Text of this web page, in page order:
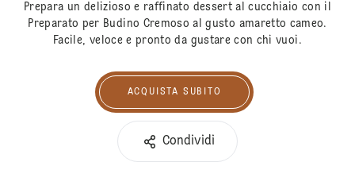
Prepara un delizioso e raffinato dessert al cucchiaio con il
Preparato per Budino Cremoso al gusto amaretto cameo.
Facile, veloce e pronto da gustare con chi vuoi.
Acquista subito
ACQUISTA SUBITO
Condividi